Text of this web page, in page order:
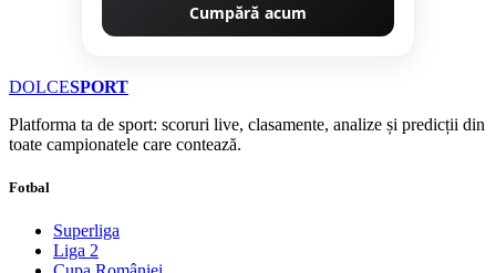
Cumpără acum
DOLCESPORT
Platforma ta de sport: scoruri live, clasamente, analize și predicții din
toate campionatele care contează.
Fotbal
Superliga
Liga 2